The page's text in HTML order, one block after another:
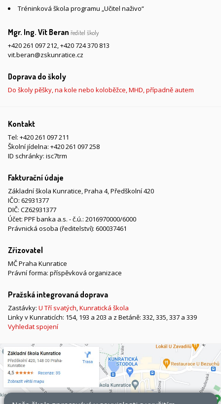
Tréninková škola programu „Učitel naživo“
Mgr. Ing. Vít Beran ředitel školy
+420 261 097 212,+420 724 370 813
vit.beran@zskunratice.cz
Doprava do školy
Do školy pěšky, na kole nebo koloběžce, MHD, případně autem
Kontakt
Tel: +420 261 097 211
Školní jídelna: +420 261 097 258
ID schránky: isc7trm
Fakturační údaje
Základní škola Kunratice, Praha 4, Předškolní 420
IČO: 62931377
DIČ: CZ62931377
Účet: PPF banka a.s. - č.ú.: 2016970000/6000
Právnická osoba (ředitelství): 600037461
Zřizovatel
MČ Praha Kunratice
Právní forma: příspěvková organizace
Pražská integrovaná doprava
Zastávky: U Tří svatých,Kunratická škola
Linky v Kunraticích: 154, 193 a 203 a z Betáně: 332, 335, 337 a 339
Vyhledat spojení